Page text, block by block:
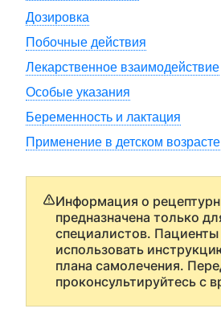
Дозировка
Побочные действия
Лекарственное взаимодействие
Особые указания
Беременность и лактация
Применение в детском возрасте
Информация о
предназначена только
специалистов.
использовать
плана самолечения.
проконсультируйтесь с